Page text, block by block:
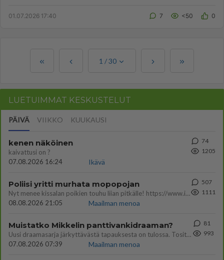
01.07.2026 17:40 7 <50 0
1 /30
LUETUIMMAT KESKUSTELUT
PÄIVÄ VIIKKO KUUKAUSI
kenen näköinen
kaivattusi on ?
07.08.2026 16:24
Ikävä
74
1205
Poliisi yritti murhata mopopojan
Nyt menee kissalan poikien touhu liian pitkälle! https://www.is.fi/kotimaa/art-2000012193221.html Karu video mopomiiti
08.08.2026 21:05
Maailman menoa
507
1111
Muistatko Mikkelin panttivankidraaman?
Uusi draamasarja järkyttävästä tapauksesta on tulossa. Tositapahtumiin perustuva sarja ammentaa vuoden 1986 Mikkelin pan
07.08.2026 07:39
Maailman menoa
81
993